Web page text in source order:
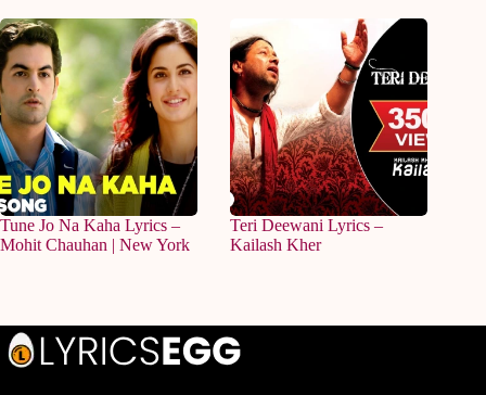
Tune Jo Na Kaha Lyrics –
Mohit Chauhan | New York
Teri Deewani Lyrics –
Kailash Kher